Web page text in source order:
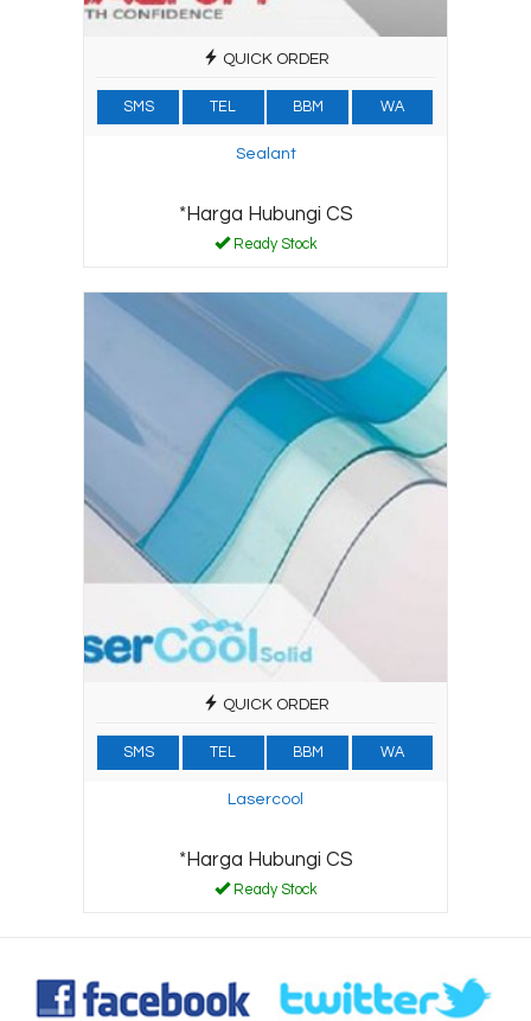
QUICK ORDER
SMS TEL BBM WA
Sealant
*Harga Hubungi CS
Ready Stock
QUICK ORDER
SMS TEL BBM WA
Lasercool
*Harga Hubungi CS
Ready Stock